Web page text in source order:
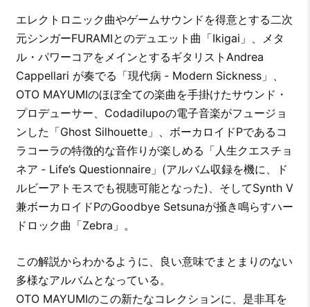
エレクトロニック曲やゲームサウンドを得意とする二次
元シンガーFURAMIとのデュエット曲「Ikigai」、メタ
ル・パワーコアをメインとするギタリストAndrea
Cappellari が奏でる「現代病 ‐ Modern Sickness」、
OTO MAYUMIのほぼ全ての楽曲を手掛けたサウンド・
プロデューサー、Codadilupoの電子音楽がフュージョ
ンした「Ghost Silhouette」、ボーカロイドPであるコ
ラコーラの特徴的な音作りが楽しめる「人生クエスチョ
ネア ‐ Life’s Questionnaire」(アルバム収録を機に、ド
ルビーアトモスでも視聴可能となった)、そしてSynth V
兼ボーカロイドPのGoodbye Setsunaが掻き鳴らすハー
ドロック曲「Zebra」。
この解説からわかるように、良い意味でまとまりのない
多様なアルバムとなっている。
OTO MAYUMIのこの新たなコレクションに、是非耳を